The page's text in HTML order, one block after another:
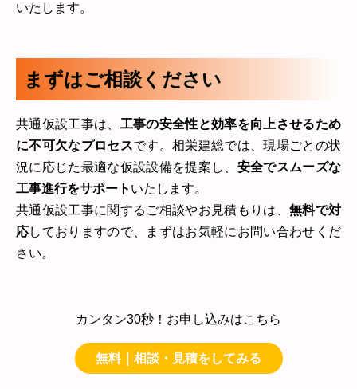
いたします。
まずはご相談ください
共通仮設工事は、 工事の安全性と効率を向上させるため
に不可欠なプロセスです。相栄建総では、現場ごとの状
況に応じた最適な仮設設備を提案し、 安全でスムーズな
工事進行をサポート いたします。
共通仮設工事に関するご相談やお見積もりは、 無料で対
応しておりますので、まずはお気軽にお問い合わせくだ
さい。
カンタン30秒！お申し込みはこちら
無料｜相談・見積をしてみる